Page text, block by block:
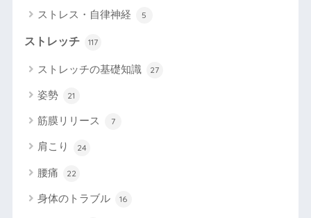
ストレス・自律神経 5
ストレッチ 117
ストレッチの基礎知識 27
姿勢 21
筋膜リリース 7
肩こり 24
腰痛 22
身体のトラブル 16